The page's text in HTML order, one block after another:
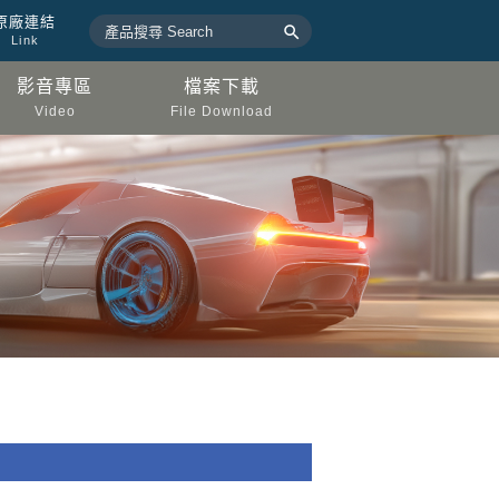
廠連結
Link 
影音專區
Video
檔案下載
File Download